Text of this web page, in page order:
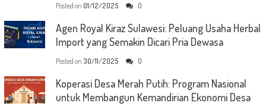
Posted on 01/12/2025 0
Agen Royal Kiraz Sulawesi: Peluang Usaha Herbal
Import yang Semakin Dicari Pria Dewasa
Posted on 30/11/2025 0
Koperasi Desa Merah Putih: Program Nasional
untuk Membangun Kemandirian Ekonomi Desa